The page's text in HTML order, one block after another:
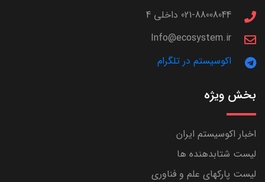
021-88008044 داخلی 4
Info@ecosystem.ir
اکوسیستم در تلگرام
بخش ویژه
اخبار اکوسیستم ایران
لیست شتابدهنده ها
لیست پارکهای علم و فناوری